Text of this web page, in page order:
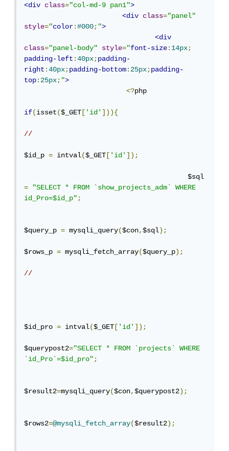
<div class="col-md-9 pan1">
<div
class="panel"
style="color:#000;">
<div
class="panel-body" style="font-size:14px;
padding-left:40px;padding-
right:40px;padding-bottom:25px;padding-
top:25px;">
<?php
if(isset($_GET ['id'])){
//
$id_p = intval($_GET ['id']);
=
"SELECT * FROM `show_projects_adm` WHERE
id_Pro=$id_p";
$query_p = mysqli_query($con,$sql);
$rows_p = mysqli_fetch_array($query_p);
//
$id_pro = intval($_GET ['id']);
$querypost2="SELECT * FROM `projects` WHERE
`id_Pro`=$id_pro";
$result2=mysqli_query($con,$querypost2);
$rows2=@mysqli_fetch_array($result2);